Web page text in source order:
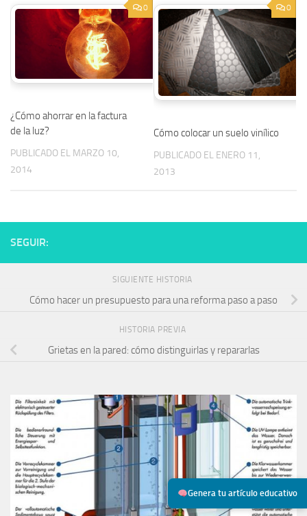
Genera tu artículo educativo
0
¿Cómo ahorrar en la factura
de la luz?
PUBLICADO EL MARZO 10,
2014
0
Cómo colocar un suelo vinílico
PUBLICADO EL ENERO 11,
2013
SEGUIR:
SIGUIENTE HISTORIA
Cómo hacer un presupuesto para una reforma paso a paso
HISTORIA PREVIA
Grietas en la pared: cómo distinguirlas y repararlas